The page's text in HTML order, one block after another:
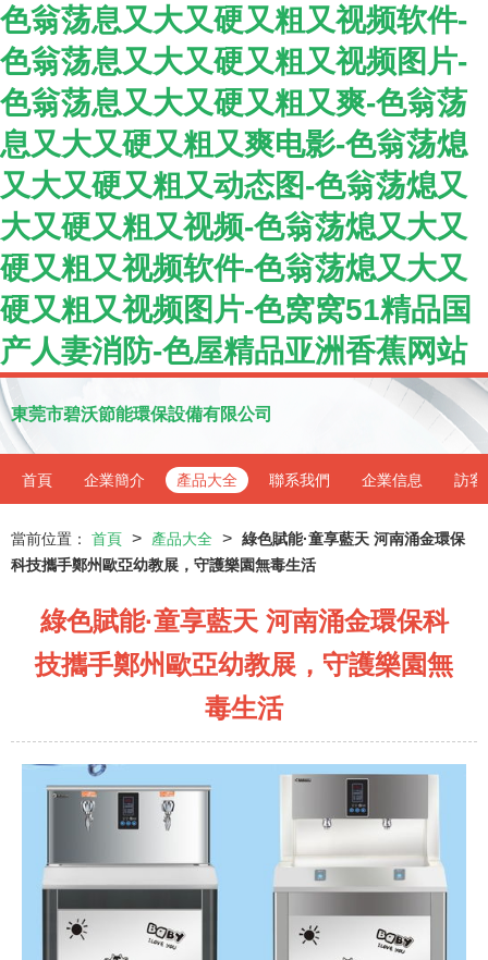
色翁荡息又大又硬又粗又视频软件-
色翁荡息又大又硬又粗又视频图片-
色翁荡息又大又硬又粗又爽-色翁荡
息又大又硬又粗又爽电影-色翁荡熄
又大又硬又粗又动态图-色翁荡熄又
大又硬又粗又视频-色翁荡熄又大又
硬又粗又视频软件-色翁荡熄又大又
硬又粗又视频图片-色窝窝51精品国
产人妻消防-色屋精品亚洲香蕉网站
東莞市碧沃節能環保設備有限公司
首頁 企業簡介 產品大全 聯系我們 企業信息 訪客
當前位置： 首頁 > 產品大全 > 綠色賦能·童享藍天 河南涌金環保
科技攜手鄭州歐亞幼教展，守護樂園無毒生活
綠色賦能·童享藍天 河南涌金環保科
技攜手鄭州歐亞幼教展，守護樂園無
毒生活